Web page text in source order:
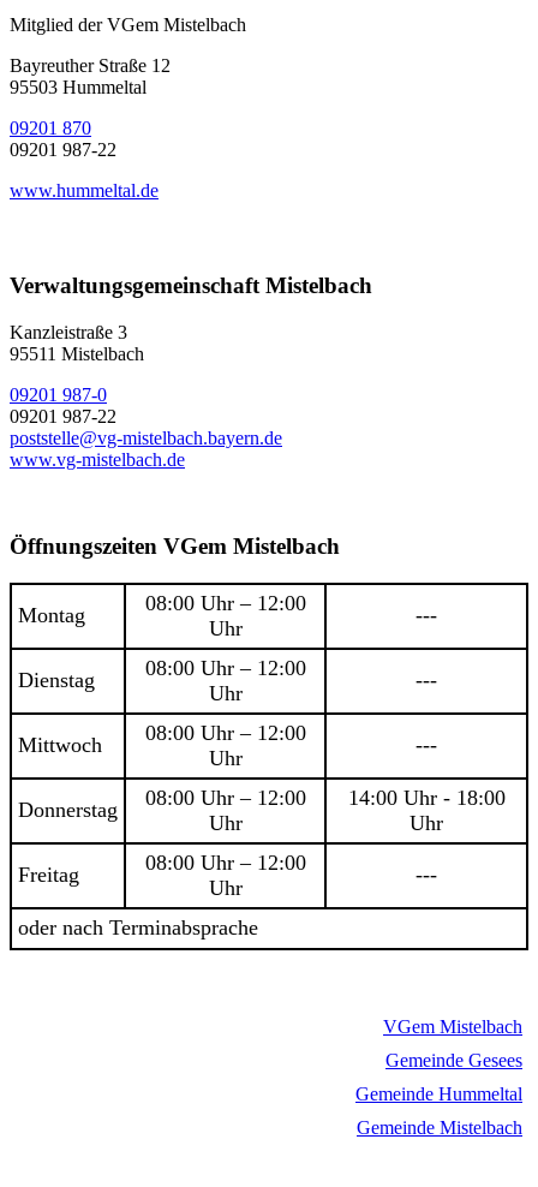
Mitglied der VGem Mistelbach
Bayreuther Straße 12
95503 Hummeltal
09201 870
09201 987-22
www.hummeltal.de
Verwaltungsgemeinschaft Mistelbach
Kanzleistraße 3
95511 Mistelbach
09201 987-0
09201 987-22
poststelle@vg-mistelbach.bayern.de
www.vg-mistelbach.de
Öffnungszeiten VGem Mistelbach
Montag
08:00 Uhr – 12:00
Uhr
---
Dienstag
08:00 Uhr – 12:00
Uhr
---
Mittwoch
08:00 Uhr – 12:00
Uhr
---
Donnerstag
08:00 Uhr – 12:00
Uhr
14:00 Uhr - 18:00
Uhr
Freitag
08:00 Uhr – 12:00
Uhr
---
oder nach Terminabsprache
VGem Mistelbach
Gemeinde Gesees
Gemeinde Hummeltal
Gemeinde Mistelbach